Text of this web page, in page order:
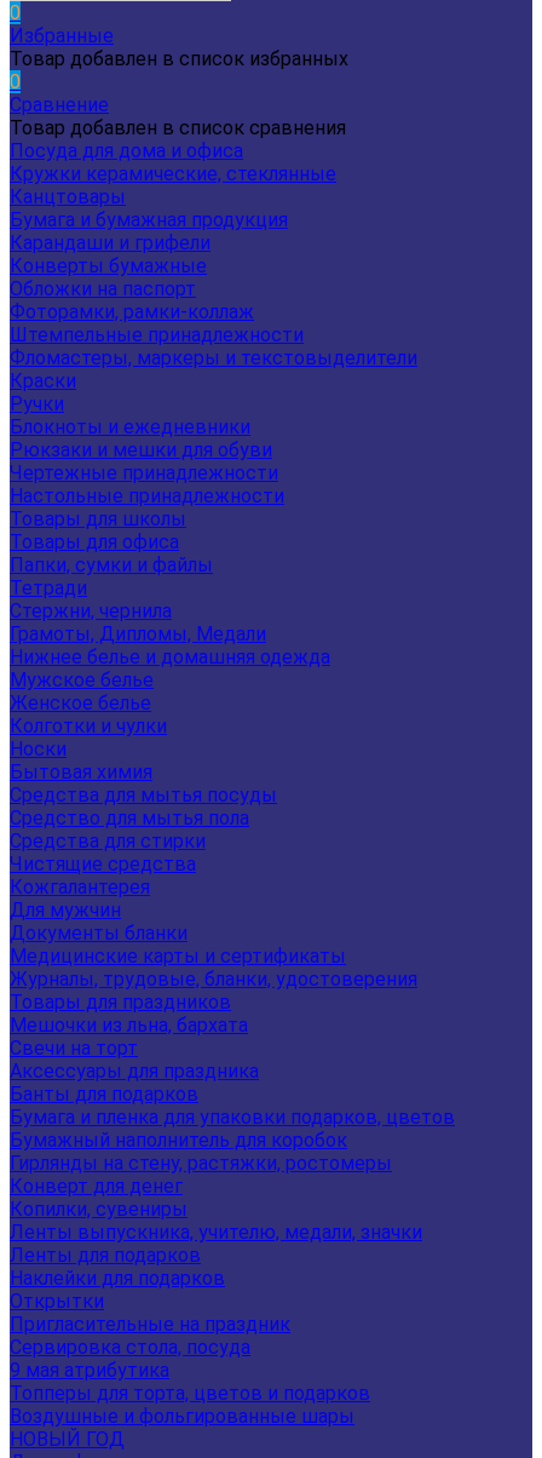
0
Избранные
Товар добавлен в список избранных
0
Сравнение
Товар добавлен в список сравнения
Посуда для дома и офиса
Кружки керамические, стеклянные
Канцтовары
Бумага и бумажная продукция
Карандаши и грифели
Конверты бумажные
Обложки на паспорт
Фоторамки, рамки-коллаж
Штемпельные принадлежности
Фломастеры, маркеры и текстовыделители
Краски
Ручки
Блокноты и ежедневники
Рюкзаки и мешки для обуви
Чертежные принадлежности
Настольные принадлежности
Товары для школы
Товары для офиса
Папки, сумки и файлы
Тетради
Стержни, чернила
Грамоты, Дипломы, Медали
Нижнее белье и домашняя одежда
Мужское белье
Женское белье
Колготки и чулки
Носки
Бытовая химия
Средства для мытья посуды
Средство для мытья пола
Средства для стирки
Чистящие средства
Кожгалантерея
Для мужчин
Документы бланки
Медицинские карты и сертификаты
Журналы, трудовые, бланки, удостоверения
Товары для праздников
Мешочки из льна, бархата
Свечи на торт
Аксессуары для праздника
Банты для подарков
Бумага и пленка для упаковки подарков, цветов
Бумажный наполнитель для коробок
Гирлянды на стену, растяжки, ростомеры
Конверт для денег
Копилки, сувениры
Ленты выпускника, учителю, медали, значки
Ленты для подарков
Наклейки для подарков
Открытки
Пригласительные на праздник
Сервировка стола, посуда
9 мая атрибутика
Топперы для торта, цветов и подарков
Воздушные и фольгированные шары
НОВЫЙ ГОД